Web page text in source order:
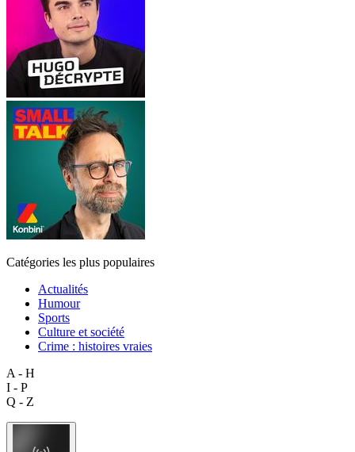
Catégories les plus populaires
Actualités
Humour
Sports
Culture et société
Crime : histoires vraies
A - H
I - P
Q - Z